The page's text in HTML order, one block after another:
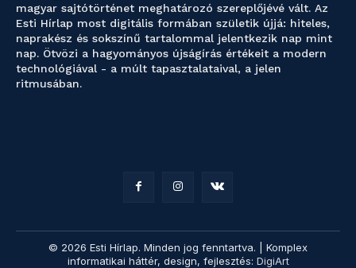
magyar sajtótörténet meghatározó szereplőjévé vált. Az
Esti Hírlap most digitális formában születik újjá: hiteles,
naprakész és sokszínű tartalommal jelentkezik nap mint
nap. Ötvözi a hagyományos újságírás értékeit a modern
technológiával - a múlt tapasztalataival, a jelen
ritmusában.
© 2026 Esti Hírlap. Minden jog fenntartva. | Komplex
informatikai háttér, design, fejlesztés: DigiArt